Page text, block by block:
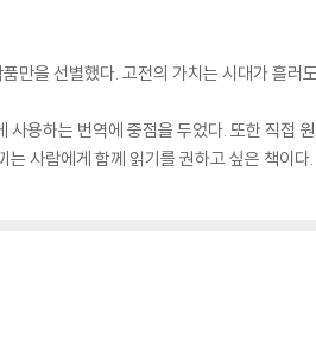
만을 선별했다. 고전의 가치는 시대가 흘러도
사용하는 번역에 중점을 두었다. 또한 직접 원
는 사람에게 함께 읽기를 권하고 싶은 책이다.